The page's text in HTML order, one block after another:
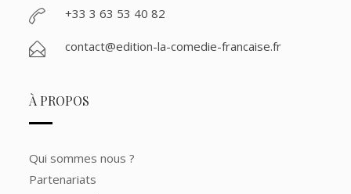
+33 3 63 53 40 82
contact@edition-la-comedie-francaise.fr
À PROPOS
Qui sommes nous ?
Partenariats